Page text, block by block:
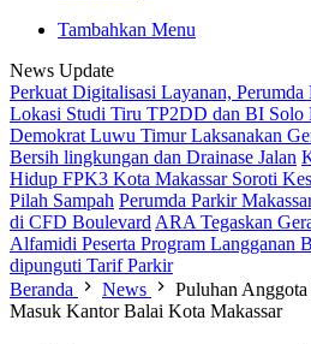
Tambahkan Menu
News Update
Perkuat Digitalisasi Layanan, Perumda
Lokasi Studi Tiru TP2DD dan BI Solo
Demokrat Luwu Timur Laksanakan
Bersih lingkungan dan Drainase Jalan
Hidup FPK3 Kota Makassar Soroti
Pilah Sampah Perumda Parkir
di CFD Boulevard ARA Tegaskan
Alfamidi Peserta Program Langganan
dipunguti Tarif Parkir
Beranda
News
Puluhan
Masuk Kantor Balai Kota Makassar